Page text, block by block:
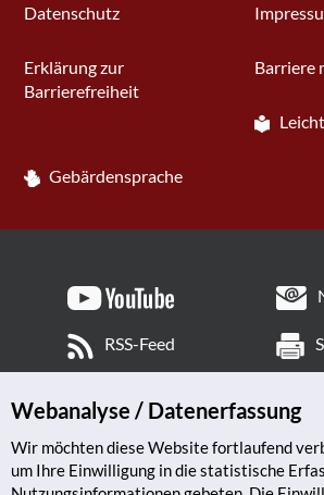
Datenschutz
Erklärung zur
Barrierefreiheit
Barriere
Gebärdensprache
RSS-Feed
Webanalyse / Datenerfassung
Wir möchten diese Website fortlaufend
um Ihre Einwilligung in die statistische